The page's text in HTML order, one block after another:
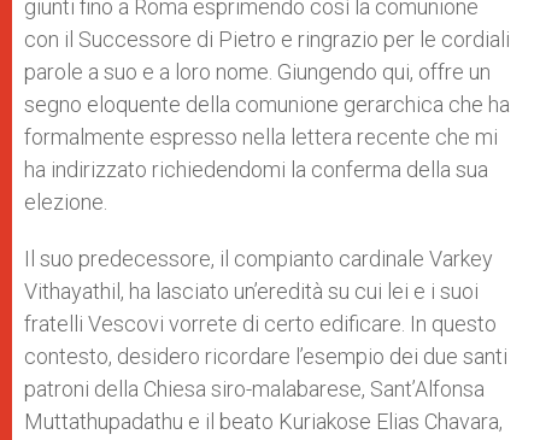
giunti fino a Roma esprimendo così la comunione
con il Successore di Pietro e ringrazio per le cordiali
parole a suo e a loro nome. Giungendo qui, offre un
segno eloquente della comunione gerarchica che ha
formalmente espresso nella lettera recente che mi
ha indirizzato richiedendomi la conferma della sua
elezione.
Il suo predecessore, il compianto cardinale Varkey
Vithayathil, ha lasciato un’eredità su cui lei e i suoi
fratelli Vescovi vorrete di certo edificare. In questo
contesto, desidero ricordare l’esempio dei due santi
patroni della Chiesa siro-malabarese, Sant’Alfonsa
Muttathupadathu e il beato Kuriakose Elias Chavara,